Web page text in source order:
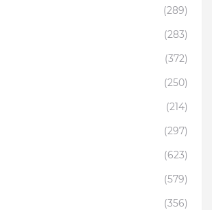
(289)
(283)
(372)
(250)
(214)
(297)
(623)
(579)
(356)